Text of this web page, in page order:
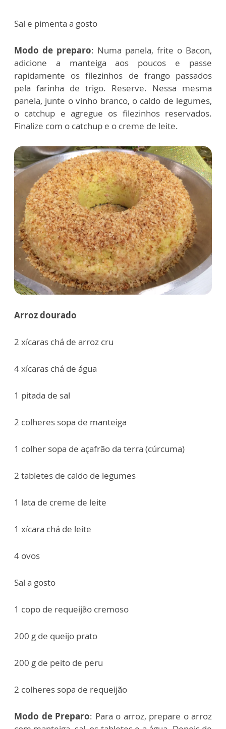
Sal e pimenta a gosto
Modo de preparo: Numa panela, frite o Bacon,
adicione a manteiga aos poucos e passe
rapidamente os filezinhos de frango passados
pela farinha de trigo. Reserve. Nessa mesma
panela, junte o vinho branco, o caldo de legumes,
o catchup e agregue os filezinhos reservados.
Finalize com o catchup e o creme de leite.
Arroz dourado
2 xícaras chá de arroz cru
4 xícaras chá de água
1 pitada de sal
2 colheres sopa de manteiga
1 colher sopa de açafrão da terra (cúrcuma)
2 tabletes de caldo de legumes
1 lata de creme de leite
1 xícara chá de leite
4 ovos
Sal a gosto
1 copo de requeijão cremoso
200 g de queijo prato
200 g de peito de peru
2 colheres sopa de requeijão
Modo de Preparo: Para o arroz, prepare o arroz